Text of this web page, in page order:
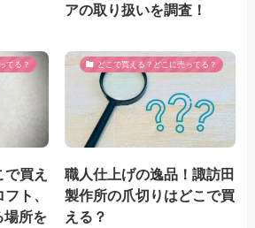
アの取り扱いを調査！
てる？
買え
ト、
所を
どこで買える？どこに売ってる？
職人仕上げの逸品！諏訪田
製作所の爪切りはどこで買
える？